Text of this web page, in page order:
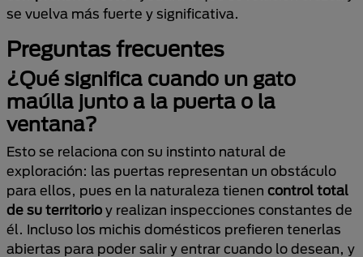
se vuelva más fuerte y significativa.
Preguntas frecuentes
¿Qué significa cuando un gato
maúlla junto a la puerta o la
ventana?
Esto se relaciona con su instinto natural de
exploración: las puertas representan un obstáculo
para ellos, pues en la naturaleza tienen control total
de su territorio y realizan inspecciones constantes de
él. Incluso los michis domésticos prefieren tenerlas
abiertas para poder salir y entrar cuando lo desean, y